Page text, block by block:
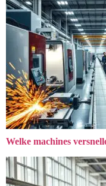
Welke machines